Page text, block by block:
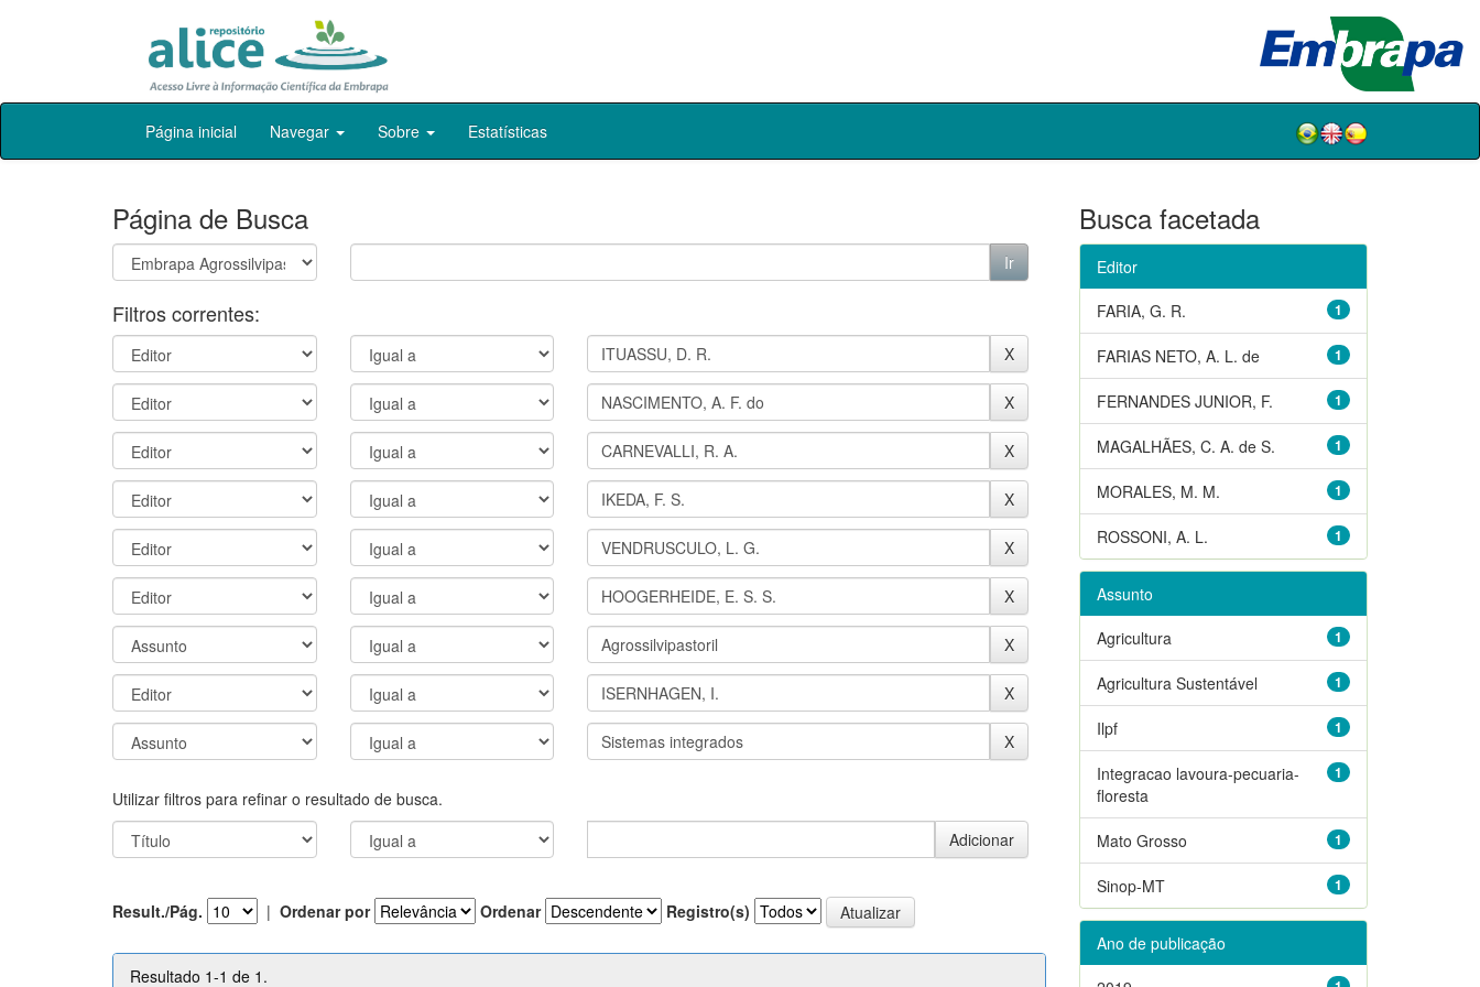
Skip
Página inicial Navegar Sobre Estatísticas
Página de Busca
Filtros correntes:
Utilizar filtros para refinar o resultado de busca.
Result./Pág. | Ordenar por Ordenar Registro(s)
Resultado 1-1 de 1.
Busca facetada
Editor
1
FARIA, G. R.
1
FARIAS NETO, A. L. de
1
FERNANDES JUNIOR, F.
1
MAGALHÃES, C. A. de S.
1
MORALES, M. M.
1
ROSSONI, A. L.
Assunto
1
Agricultura
1
Agricultura Sustentável
1
Ilpf
1
Integracao lavoura-pecuaria-
floresta
1
Mato Grosso
1
Sinop-MT
Ano de publicação